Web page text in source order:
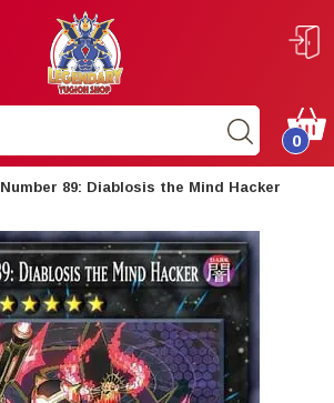
0
Number 89: Diablosis the Mind Hacker